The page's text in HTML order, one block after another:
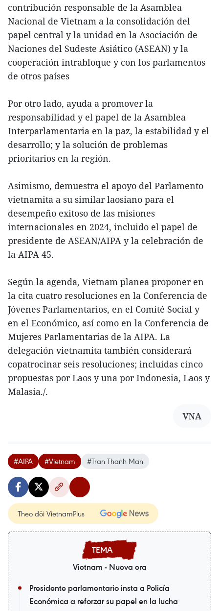
contribución responsable de la Asamblea
Nacional de Vietnam a la consolidación del
papel central y la unidad en la Asociación de
Naciones del Sudeste Asiático (ASEAN) y la
cooperación intrabloque y con los parlamentos
de otros países
Por otro lado, ayuda a promover la
responsabilidad y el papel de la Asamblea
Interparlamentaria en la paz, la estabilidad y el
desarrollo; y la solución de problemas
prioritarios en la región.
Asimismo, demuestra el apoyo del Parlamento
vietnamita a su similar laosiano para el
desempeño exitoso de las misiones
internacionales en 2024, incluido el papel de
presidente de ASEAN/AIPA y la celebración de
la AIPA 45.
Según la agenda, Vietnam planea proponer en
la cita cuatro resoluciones en la Conferencia de
Jóvenes Parlamentarios, en el Comité Social y
en el Económico, así como en la Conferencia de
Mujeres Parlamentarias de la AIPA. La
delegación vietnamita también considerará
copatrocinar seis resoluciones; incluidas cinco
propuestas por Laos y una por Indonesia, Laos y
Malasia./.
VNA
#AIPA #Vietnam #Tran Thanh Man
Theo dõi VietnamPlus
Vietnam - Nueva era
Presidente parlamentario insta a Policía
Económica a reforzar su papel en la lucha